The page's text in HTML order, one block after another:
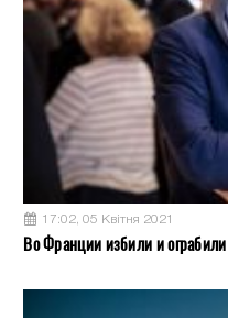
17:02, 05 Квітня 2021
Во Франции избили и